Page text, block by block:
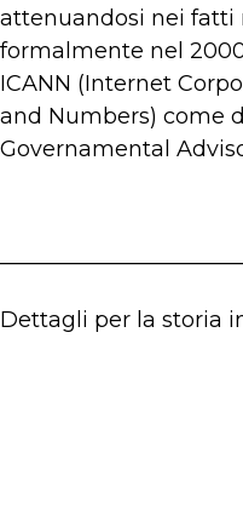
attenuandosi nei fatti
formalmente nel
ICANN (Internet
and Numbers) come
Governamental
Dettagli per la storia